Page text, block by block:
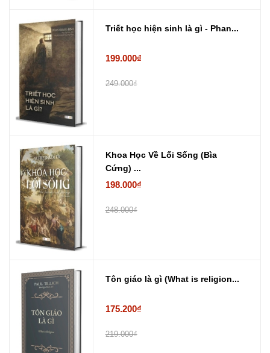
Triết học hiện sinh là gì - Phan...
199.000₫
249.000₫
Khoa Học Về Lối Sống (Bìa
Cứng) ...
198.000₫
248.000₫
Tôn giáo là gì (What is religion...
175.200₫
219.000₫